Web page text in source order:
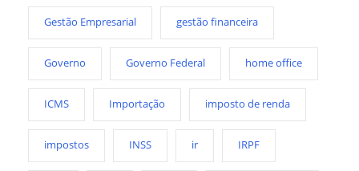
Gestão Empresarial gestão financeira
Governo Governo Federal home office
ICMS Importação imposto de renda
impostos INSS ir IRPF